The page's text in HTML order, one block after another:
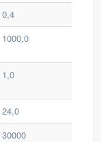
0,4
1000,0
1,0
24,0
30000